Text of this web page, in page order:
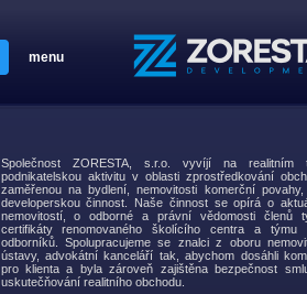
menu
Společnost ZORESTA, s.r.o. vyvíjí na
podnikatelskou aktivitu v oblasti zprostředkování
zaměřenou na bydlení, nemovitosti komerční
developerskou činnost. Naše činnost se opírá o
nemovitostí, o odborné a právní vědomosti členů
certifikáty renomovaného školícího centra a týmu
odborníků. Spolupracujeme se znalci z oboru
ústavy, advokátní kanceláří tak, abychom dosáhli
pro klienta a byla zároveň zajištěna bezpečnost
uskutečňování realitního obchodu.